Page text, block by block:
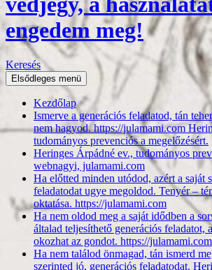
engedem meg!
Keresés
Elsődleges menü
Kezdőlap
Ismerve a generációs feladatod, tán
nem hagyod. https://julamami.com
tudományos prevenciós a megelőzésért.
Heringes Árpádné ev., tudományos
webnagyi, julamami.com
Ha előtted minden utódod, azért a saját
feladatodat ugye megoldod. Tenyér –
oktatása. https://julamami.com
Ha nem oldod meg a saját idődben a
általad teljesíthető generációs feladatot,
okozhat az gondot. https://julamami.com
Ha nem találod önmagad, tán ismerd
szerinted jó, generációs feladatodat.